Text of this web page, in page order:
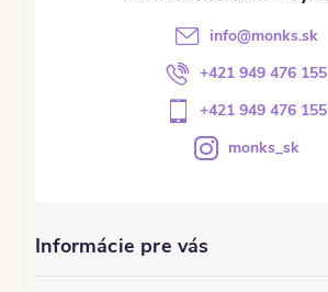
Informácie pre vás
info@monks.sk
+421 949 476 155
+421 949 476 155
monks_sk